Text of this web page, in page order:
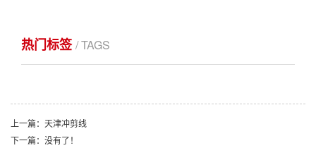
热门标签/ TAGS
上一篇：天津冲剪线
下一篇：没有了！